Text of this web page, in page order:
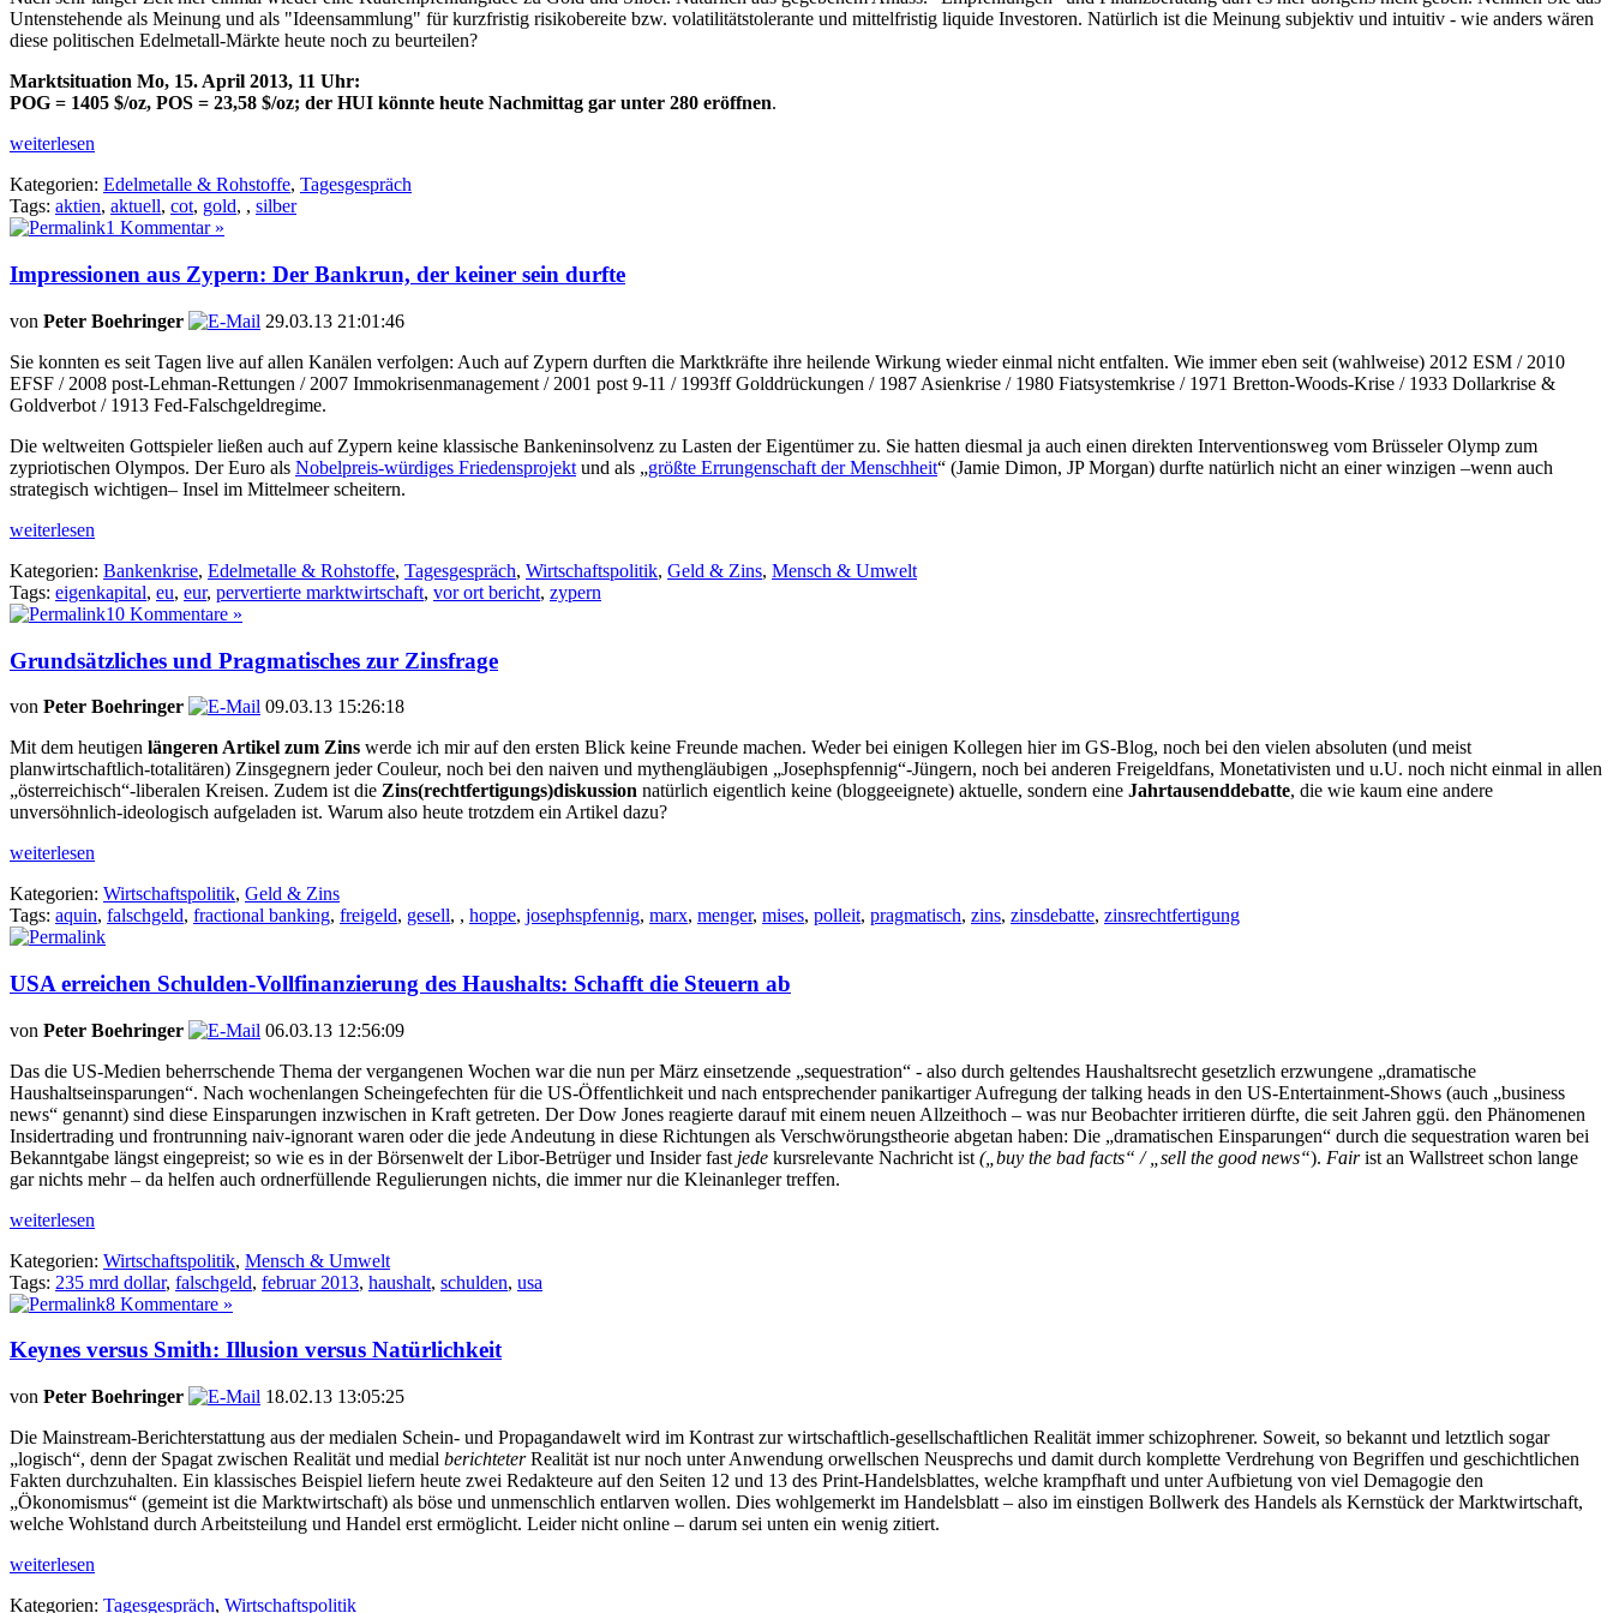
Untenstehende als Meinung und als "Ideensammlung" für kurzfristig risikobereite bzw. volatilitätstolerante und mittelfristig liquide Investoren. Natürlich ist die Meinung subjektiv und intuitiv - wie anders wären
diese politischen Edelmetall-Märkte heute noch zu beurteilen?
Marktsituation Mo, 15. April 2013, 11 Uhr:
POG = 1405 $/oz, POS = 23,58 $/oz; der HUI könnte heute Nachmittag gar unter 280 eröffnen.
weiterlesen
Kategorien: Edelmetalle & Rohstoffe, Tagesgespräch
Tags: aktien, aktuell, cot, gold, , silber
1 Kommentar »
Impressionen aus Zypern: Der Bankrun, der keiner sein durfte
von Peter Boehringer
29.03.13 21:01:46
Sie konnten es seit Tagen live auf allen Kanälen verfolgen: Auch auf Zypern durften die Marktkräfte ihre heilende Wirkung wieder einmal nicht entfalten. Wie immer eben seit (wahlweise) 2012 ESM / 2010
EFSF / 2008 post-Lehman-Rettungen / 2007 Immokrisenmanagement / 2001 post 9-11 / 1993ff Golddrückungen / 1987 Asienkrise / 1980 Fiatsystemkrise / 1971 Bretton-Woods-Krise / 1933 Dollarkrise &
Goldverbot / 1913 Fed-Falschgeldregime.
Die weltweiten Gottspieler ließen auch auf Zypern keine klassische Bankeninsolvenz zu Lasten der Eigentümer zu. Sie hatten diesmal ja auch einen direkten Interventionsweg vom Brüsseler Olymp zum
zypriotischen Olympos. Der Euro als Nobelpreis-würdiges Friedensprojekt und als „größte Errungenschaft der Menschheit“ (Jamie Dimon, JP Morgan) durfte natürlich nicht an einer winzigen –wenn auch
strategisch wichtigen– Insel im Mittelmeer scheitern.
weiterlesen
Kategorien: Bankenkrise, Edelmetalle & Rohstoffe, Tagesgespräch, Wirtschaftspolitik, Geld & Zins, Mensch & Umwelt
Tags: eigenkapital, eu, eur, pervertierte marktwirtschaft, vor ort bericht, zypern
10 Kommentare »
Grundsätzliches und Pragmatisches zur Zinsfrage
von Peter Boehringer
09.03.13 15:26:18
Mit dem heutigen längeren Artikel zum Zins werde ich mir auf den ersten Blick keine Freunde machen. Weder bei einigen Kollegen hier im GS-Blog, noch bei den vielen absoluten (und meist
planwirtschaftlich-totalitären) Zinsgegnern jeder Couleur, noch bei den naiven und mythengläubigen „Josephspfennig“-Jüngern, noch bei anderen Freigeldfans, Monetativisten und u.U. noch nicht einmal in allen
„österreichisch“-liberalen Kreisen. Zudem ist die Zins(rechtfertigungs)diskussion natürlich eigentlich keine (bloggeeignete) aktuelle, sondern eine Jahrtausenddebatte, die wie kaum eine andere
unversöhnlich-ideologisch aufgeladen ist. Warum also heute trotzdem ein Artikel dazu?
weiterlesen
Kategorien: Wirtschaftspolitik, Geld & Zins
Tags: aquin, falschgeld, fractional banking, freigeld, gesell, , hoppe, josephspfennig, marx, menger, mises, polleit, pragmatisch, zins, zinsdebatte, zinsrechtfertigung
USA erreichen Schulden-Vollfinanzierung des Haushalts: Schafft die Steuern ab
von Peter Boehringer
06.03.13 12:56:09
Das die US-Medien beherrschende Thema der vergangenen Wochen war die nun per März einsetzende „sequestration“ - also durch geltendes Haushaltsrecht gesetzlich erzwungene „dramatische
Haushaltseinsparungen“. Nach wochenlangen Scheingefechten für die US-Öffentlichkeit und nach entsprechender panikartiger Aufregung der talking heads in den US-Entertainment-Shows (auch „business
news“ genannt) sind diese Einsparungen inzwischen in Kraft getreten. Der Dow Jones reagierte darauf mit einem neuen Allzeithoch – was nur Beobachter irritieren dürfte, die seit Jahren ggü. den Phänomenen
Insidertrading und frontrunning naiv-ignorant waren oder die jede Andeutung in diese Richtungen als Verschwörungstheorie abgetan haben: Die „dramatischen Einsparungen“ durch die sequestration waren bei
Bekanntgabe längst eingepreist; so wie es in der Börsenwelt der Libor-Betrüger und Insider fast jede kursrelevante Nachricht ist („buy the bad facts“ / „sell the good news“). Fairist an Wallstreet schon lange
gar nichts mehr – da helfen auch ordnerfüllende Regulierungen nichts, die immer nur die Kleinanleger treffen.
weiterlesen
Kategorien: Wirtschaftspolitik, Mensch & Umwelt
Tags: 235 mrd dollar, falschgeld, februar 2013, haushalt, schulden, usa
8 Kommentare »
Keynes versus Smith: Illusion versus Natürlichkeit
von Peter Boehringer
18.02.13 13:05:25
Die Mainstream-Berichterstattung aus der medialen Schein- und Propagandawelt wird im Kontrast zur wirtschaftlich-gesellschaftlichen Realität immer schizophrener. Soweit, so bekannt und letztlich sogar
„logisch“, denn der Spagat zwischen Realität und medial berichteterRealität ist nur noch unter Anwendung orwellschen Neusprechs und damit durch komplette Verdrehung von Begriffen und geschichtlichen
Fakten durchzuhalten. Ein klassisches Beispiel liefern heute zwei Redakteure auf den Seiten 12 und 13 des Print-Handelsblattes, welche krampfhaft und unter Aufbietung von viel Demagogie den
„Ökonomismus“ (gemeint ist die Marktwirtschaft) als böse und unmenschlich entlarven wollen. Dies wohlgemerkt im Handelsblatt – also im einstigen Bollwerk des Handels als Kernstück der Marktwirtschaft,
welche Wohlstand durch Arbeitsteilung und Handel erst ermöglicht. Leider nicht online – darum sei unten ein wenig zitiert.
weiterlesen
Kategorien: Tagesgespräch, Wirtschaftspolitik